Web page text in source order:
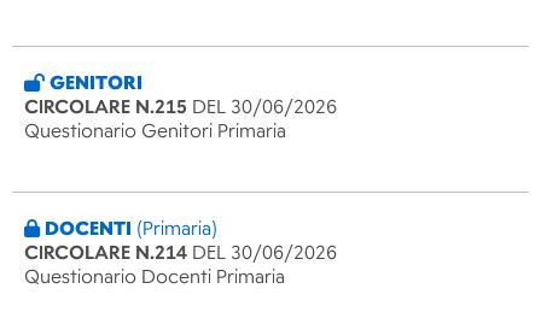
GENITORI
CIRCOLARE N.215 DEL 30/06/2026
Questionario Genitori Primaria
DOCENTI (Primaria)
CIRCOLARE N.214 DEL 30/06/2026
Questionario Docenti Primaria